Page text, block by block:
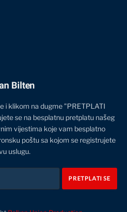
Bilten
i klikom na dugme "PRETPLATI
se na besplatnu pretplatu našeg
vijestima koje vam besplatno
poštu sa kojom se registrujete
uslugu.